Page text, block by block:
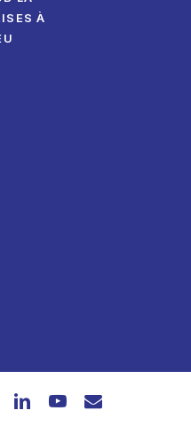
À
linkedinyoutubeemail